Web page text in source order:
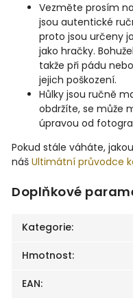
Vezměte prosím
jsou autentické
proto jsou určeny
jako hračky.
takže při pádu
jejich poškození.
Hůlky jsou ručně
obdržíte, se může
úpravou od
Pokud stále váháte,
náš Ultimátní průvodce
Doplňkové
Kategorie:
Hmotnost:
EAN: